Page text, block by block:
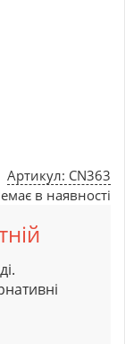
Артикул: CN363
в наявності